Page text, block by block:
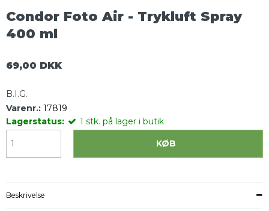
Condor Foto Air - Trykluft Spray
400 ml
69,00 DKK
B.I.G.
Varenr.: 17819
Lagerstatus:
1 stk. på lager i butik
KØB
Beskrivelse